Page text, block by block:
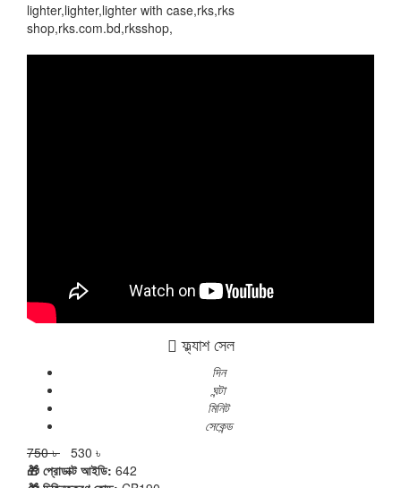
ফ্ল্যাশ সেল
দিন
ঘন্টা
মিনিট
সেকেন্ড
750 ৳ 530 ৳
🎁 প্রোডাক্ট আইডি: 642